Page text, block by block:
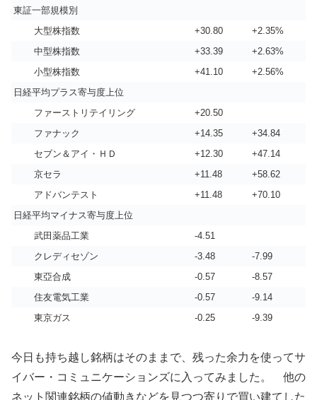
東証一部規模別
大型株指数
+30.80
+2.35%
中型株指数
+33.39
+2.63%
小型株指数
+41.10
+2.56%
日経平均プラス寄与度上位
ファーストリテイリング
+20.50
ファナック
+14.35
+34.84
セブン＆アイ・ＨＤ
+12.30
+47.14
京セラ
+11.48
+58.62
アドバンテスト
+11.48
+70.10
日経平均マイナス寄与度上位
武田薬品工業
-4.51
クレディセゾン
-3.48
-7.99
東亞合成
-0.57
-8.57
住友電気工業
-0.57
-9.14
東京ガス
-0.25 -9.39
今日も持ち越し銘柄はそのままで、残った余力を使ってサ
イバー・コミュニケーションズに入ってみました。 他の
ネット関連銘柄の値動きなどを見つつ寄りで買い建てした